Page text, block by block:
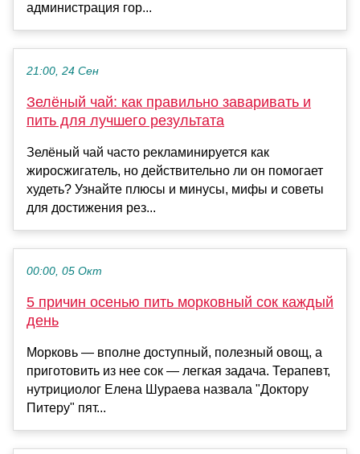
администрация гор...
21:00, 24 Сен
Зелёный чай: как правильно заваривать и
пить для лучшего результата
Зелёный чай часто рекламинируется как
жиросжигатель, но действительно ли он помогает
худеть? Узнайте плюсы и минусы, мифы и советы
для достижения рез...
00:00, 05 Окт
5 причин осенью пить морковный сок каждый
день
Морковь — вполне доступный, полезный овощ, а
приготовить из нее сок — легкая задача. Терапевт,
нутрициолог Елена Шураева назвала "Доктору
Питеру" пят...